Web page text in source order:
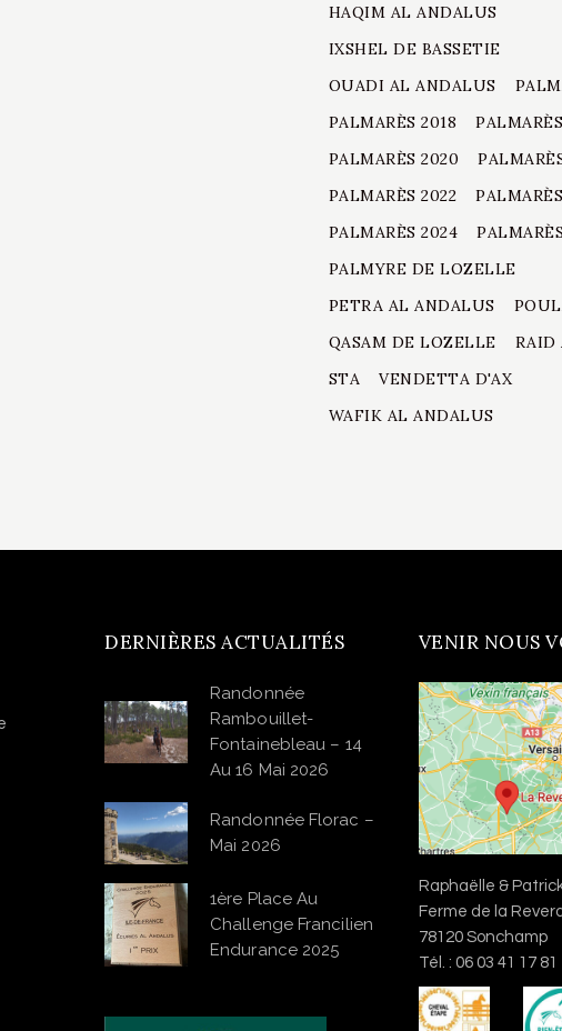
HAQIM AL ANDALUS
IXSHEL DE BASSETIE
OUADI AL ANDALUS
PALMARÈS 2018
PALMARÈS 2020
PALMARÈS 2022
PALMARÈS 2024
PALMYRE DE LOZELLE
PETRA AL ANDALUS
QASAM DE LOZELLE
RAID
STA
VENDETTA D'AX
WAFIK AL ANDALUS
DERNIÈRES ACTUALITÉS
Randonnée
Rambouillet-
Fontainebleau – 14
Au 16 Mai 2026
Randonnée Florac –
Mai 2026
1ère Place Au
Challenge Francilien
Endurance 2025
VENIR NOUS
Raphaëlle &
Ferme de la
78120 Sonchamp
Tél. : 06 03 41 17 81